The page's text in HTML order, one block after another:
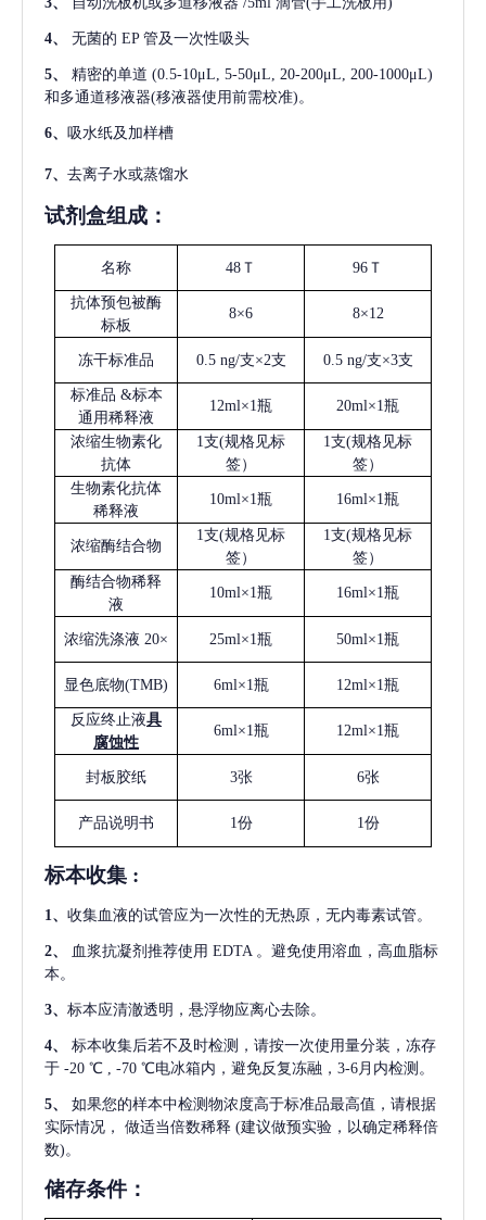
4、 无菌的 EP 管及一次性吸头
5、 精密的单道 (0.5-10μL, 5-50μL, 20-200μL, 200-1000μL)
和多通道移液器(移液器使用前需校准)。
6、 吸水纸及加样槽
7、 去离子水或蒸馏水
试剂盒组成：
名称 48Ｔ 96Ｔ
抗体预包被酶
标板
8×6 8×12
冻干标准品 0.5 ng/支×2支 0.5 ng/支×3支
标准品 &标本
通用稀释液
12ml×1瓶 20ml×1瓶
浓缩生物素化
抗体
1支(规格见标
签）
1支(规格见标
签）
生物素化抗体
稀释液
10ml×1瓶 16ml×1瓶
浓缩酶结合物
1支(规格见标
签）
1支(规格见标
签）
酶结合物稀释
液
10ml×1瓶 16ml×1瓶
浓缩洗涤液 20× 25ml×1瓶 50ml×1瓶
显色底物(TMB) 6ml×1瓶 12ml×1瓶
反应终止液具
腐蚀性
6ml×1瓶 12ml×1瓶
封板胶纸 3张 6张
产品说明书 1份 1份
标本收集 :
1 、 收集血液的试管应为一次性的无热原，无内毒素试管。
2、 血浆抗凝剂推荐使用 EDTA 。避免使用溶血，高血脂标
本。
3、 标本应清澈透明，悬浮物应离心去除。
4、
标本收集后若不及时检测，请按一次使用量分装，冻存
于 -20 ℃ , -70 ℃电冰箱内，避免反复冻融，3-6月内检测。
5、
如果您的样本中检测物浓度高于标准品最高值，请根据
实际情况，
做适当倍数稀释 (建议做预实验，以确定稀释倍
数)。
储存条件：